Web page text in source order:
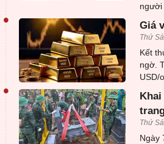
người
• Giá
Thứ
Kết
ngờ.
USD/
•
Thứ
Ngày